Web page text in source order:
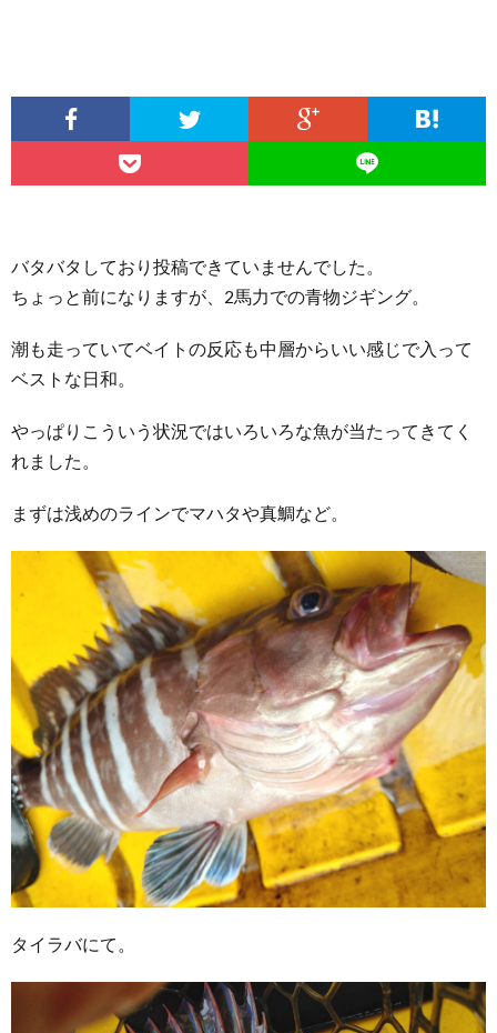
バタバタしており投稿できていませんでした。
ちょっと前になりますが、2馬力での青物ジギング。
潮も走っていてベイトの反応も中層からいい感じで入って
ベストな日和。
やっぱりこういう状況ではいろいろな魚が当たってきてく
れました。
まずは浅めのラインでマハタや真鯛など。
タイラバにて。